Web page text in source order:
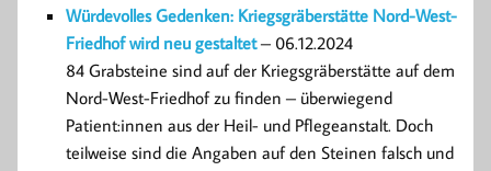
Würdevolles Gedenken: Kriegsgräberstätte Nord-West-
Friedhof wird neu gestaltet– 06.12.2024
84 Grabsteine sind auf der Kriegsgräberstätte auf dem
Nord-West-Friedhof zu finden – überwiegend
Patient:innen aus der Heil- und Pflegeanstalt. Doch
teilweise sind die Angaben auf den Steinen falsch und